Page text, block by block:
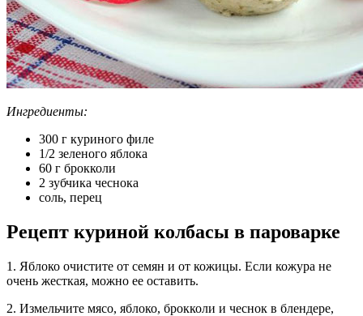
Ингредиенты:
300 г куриного филе
1/2 зеленого яблока
60 г брокколи
2 зубчика чеснока
соль, перец
Рецепт куриной колбасы в пароварке
1. Яблоко очистите от семян и от кожицы. Если кожура не
очень жесткая, можно ее оставить.
2. Измельчите мясо, яблоко, брокколи и чеснок в блендере,